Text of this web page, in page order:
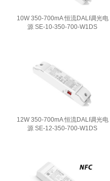
10W 350-700mA 恒流DALI调光电
源 SE-10-350-700-W1DS
12W 350-700mA 恒流DALI调光电
源 SE-12-350-700-W1DS